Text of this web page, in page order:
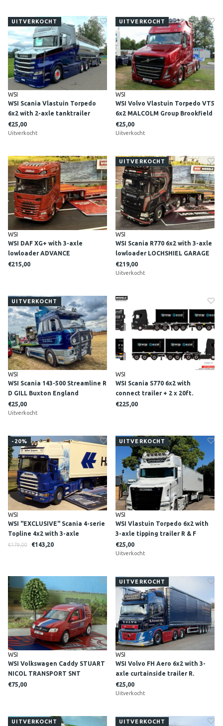
UITVERKOCHT
WSI
WSI Scania Vlastuin Torpedo
6x2 with 2-axle tanktrailer
STIRNIMANN
€25,00
Uitverkocht
UITVERKOCHT
WSI
WSI Volvo Vlastuin Torpedo VT5
6x2 MALCOLM Group Brookfield
Scotland
€25,00
Uitverkocht
WSI
WSI DAF XG+ with 3-axle
lowloader ADVANCE
CONTRUCTION SCOTLAND
€215,00
UITVERKOCHT
WSI
WSI Scania R770 6x2 with 3-axle
lowloader LOCHSHIEL GARAGE
ACHARACLE SCOTLAND
€219,00
Uitverkocht
UITVERKOCHT
WSI
WSI Scania 143-500 Streamline R
D GILL Buxton England
€25,00
Uitverkocht
WSI
WSI Scania S770 6x2 with
connect trailer + 2 x 20ft.
container SYNERGY EXCEL
€225,00
-20%
WSI
WSI "EXCLUSIVE" Scania 4-serie
Topline 4x2 with 3-axle
container trailer + 40ft. reefer
€179,00 €143,20
UITVERKOCHT
WSI
WSI Vlastuin Torpedo 6x2 with
3-axle tipping trailer R & F
ATKINSON FARMS Ltd Cumbria
England
€25,00
Uitverkocht
WSI
WSI Volkswagen Caddy STUART
NICOL TRANSPORT SNT
Scotland
€75,00
UITVERKOCHT
WSI
WSI Volvo FH Aero 6x2 with 3-
axle curtainside trailer R.
TAYLOR & SONS Lesmahagow
Scotland
€25,00
Uitverkocht
UITVERKOCHT UITVERKOCHT